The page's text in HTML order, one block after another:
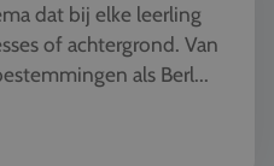
dat bij elke leerling
of achtergrond. Van
als Berl...